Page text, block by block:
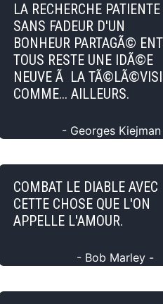
LA RECHERCHE
SANS FADEUR D'UN
BONHEUR PARTAGÃ©
TOUS RESTE UNE IDÃ©E
NEUVE Ã LA
COMME... AILLEURS.
- Georges
COMBAT LE DIABLE AVEC
CETTE CHOSE QUE L'ON
APPELLE L'AMOUR.
- Bob Marley -